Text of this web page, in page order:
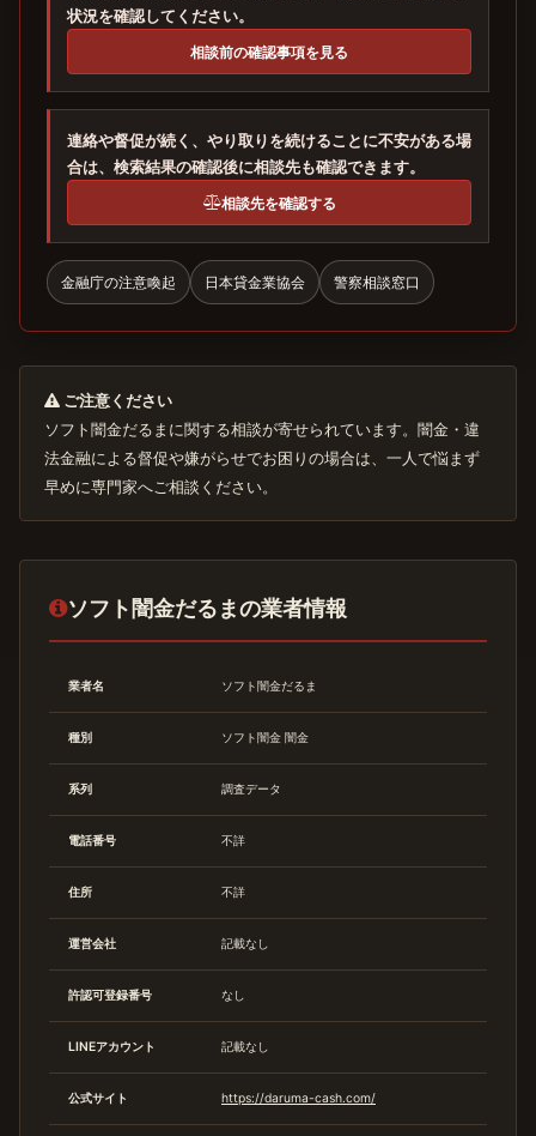
状況を確認してください。
相談前の確認事項を見る
連絡や督促が続く、やり取りを続けることに不安がある場
合は、検索結果の確認後に相談先も確認できます。
相談先を確認する
金融庁の注意喚起 日本貸金業協会 警察相談窓口
ご注意ください
ソフト闇金だるまに関する相談が寄せられています。闇金・違
法金融による督促や嫌がらせでお困りの場合は、一人で悩まず
早めに専門家へご相談ください。
ソフト闇金だるまの業者情報
業者名 ソフト闇金だるま
種別 ソフト闇金 闇金
系列 調査データ
電話番号 不詳
住所 不詳
運営会社 記載なし
許認可登録番号 なし
LINEアカウント 記載なし
公式サイト https://daruma-cash.com/